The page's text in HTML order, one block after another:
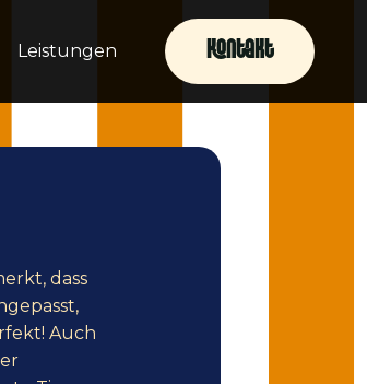
Leistungen Kontakt
dass
Auch